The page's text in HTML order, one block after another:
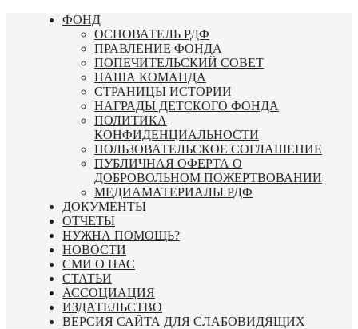
Перейти
ФОНД
ОСНОВАТЕЛЬ РДФ
ПРАВЛЕНИЕ ФОНДА
ПОПЕЧИТЕЛЬСКИЙ СОВЕТ
НАША КОМАНДА
СТРАНИЦЫ ИСТОРИИ
НАГРАДЫ ДЕТСКОГО ФОНДА
ПОЛИТИКА
КОНФИДЕНЦИАЛЬНОСТИ
ПОЛЬЗОВАТЕЛЬСКОЕ СОГЛАШЕНИЕ
ПУБЛИЧНАЯ ОФЕРТА О
ДОБРОВОЛЬНОМ ПОЖЕРТВОВАНИИ
МЕДИАМАТЕРИАЛЫ РДФ
ДОКУМЕНТЫ
ОТЧЕТЫ
НУЖНА ПОМОЩЬ?
НОВОСТИ
СМИ О НАС
СТАТЬИ
АССОЦИАЦИЯ
ИЗДАТЕЛЬСТВО
ВЕРСИЯ САЙТА ДЛЯ СЛАБОВИДЯЩИХ